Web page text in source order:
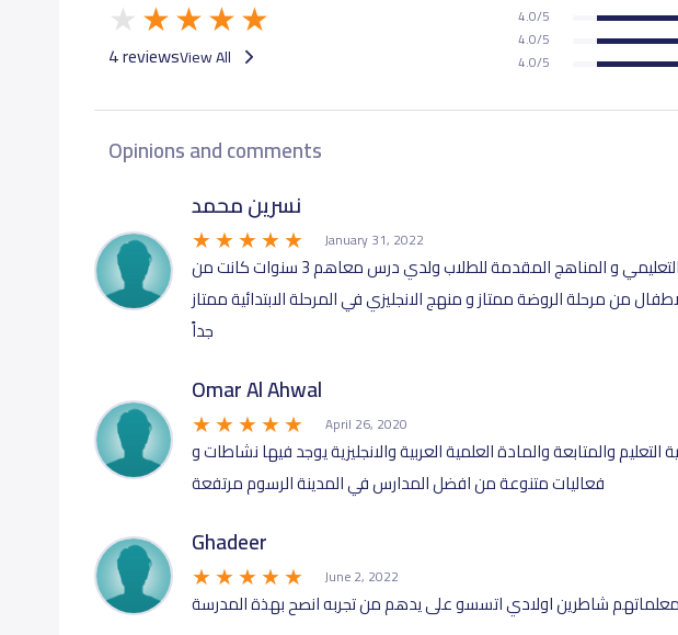
4 reviewsView All
4.0/5
4.0/5
4.0/5
Opinions and comments
نسرين محمد
January 31, 2022
مدرسة متميزة جداً بالكادر التعليمي و المناهج المقدمة للطلاب ولدي درس معاهم 3 سنوات كانت من
من مرحلة الروضة ممتاز و منهج الانجليزي في المرحلة الابتدائية ممتاز
جداً
Omar Al Ahwal
April 26, 2020
والمتابعة والمادة العلمية العربية والانجليزية يوجد فيها نشاطات و
فعاليات متنوعة من افضل المدارس في المدينة الرسوم مرتفعة
Ghadeer
June 2, 2022
شاطرين اولادي اتسسو على يدهم من تجربه انصح بهذة المدرسة